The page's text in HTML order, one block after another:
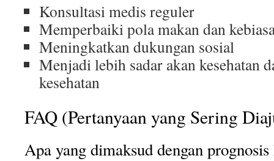
Konsultasi medis reguler
Memperbaiki pola makan dan
Meningkatkan dukungan sosial
Menjadi lebih sadar akan kesehatan
kesehatan
FAQ (Pertanyaan yang Sering
Apa yang dimaksud dengan prognosis